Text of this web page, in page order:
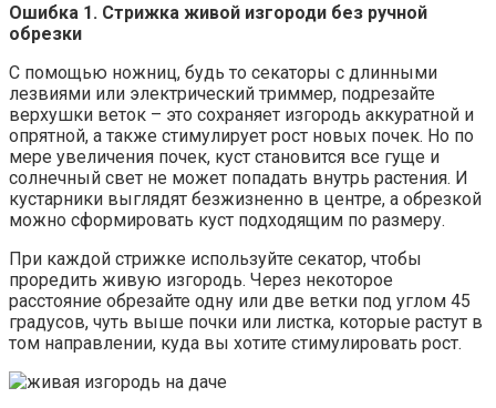
Ошибка 1. Стрижка живой изгороди без ручной
обрезки
С помощью ножниц, будь то секаторы с длинными
лезвиями или электрический триммер, подрезайте
верхушки веток – это сохраняет изгородь аккуратной и
опрятной, а также стимулирует рост новых почек. Но по
мере увеличения почек, куст становится все гуще и
солнечный свет не может попадать внутрь растения. И
кустарники выглядят безжизненно в центре, а обрезкой
можно сформировать куст подходящим по размеру.
При каждой стрижке используйте секатор, чтобы
проредить живую изгородь. Через некоторое
расстояние обрезайте одну или две ветки под углом 45
градусов, чуть выше почки или листка, которые растут в
том направлении, куда вы хотите стимулировать рост.